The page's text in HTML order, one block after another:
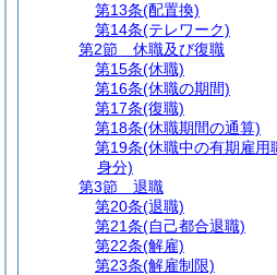
第13条(配置換)
第14条(テレワーク)
第2節
休職及び復職
第15条(休職)
第16条(休職の期間)
第17条(復職)
第18条(休職期間の通算)
第19条(休職中の有期雇用
身分)
第3節
退職
第20条(退職)
第21条(自己都合退職)
第22条(解雇)
第23条(解雇制限)